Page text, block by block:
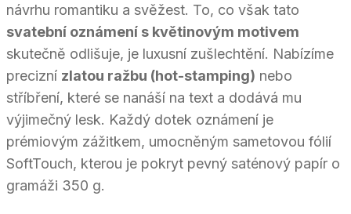
návrhu romantiku a svěžest. To, co však tato
svatební oznámení s květinovým motivem
skutečně odlišuje, je luxusní zušlechtění. Nabízíme
precizní zlatou ražbu (hot-stamping) nebo
stříbření, které se nanáší na text a dodává mu
výjimečný lesk. Každý dotek oznámení je
prémiovým zážitkem, umocněným sametovou fólií
SoftTouch, kterou je pokryt pevný saténový papír o
gramáži 350 g.